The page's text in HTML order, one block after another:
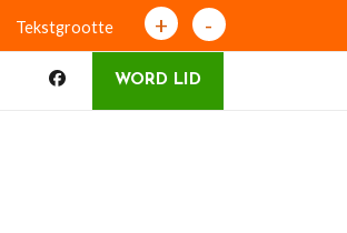
Tekstgrootte + -
WORD LID